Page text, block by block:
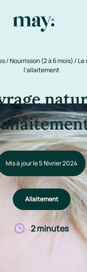
/Nourrisson (2 à 6 mois)/ Le
l’allaitement
Mis à jour le 5 février 2024
Allaitement
2 minutes